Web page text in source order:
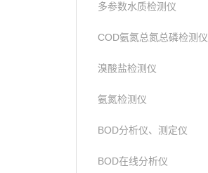
多参数水质检测仪
COD氨氮总氮总磷检测仪
溴酸盐检测仪
氨氮检测仪
BOD分析仪、测定仪
BOD在线分析仪